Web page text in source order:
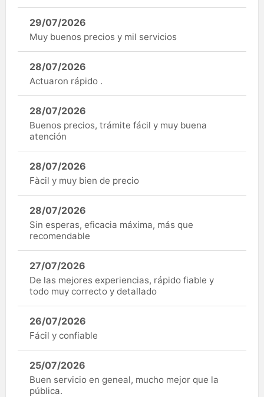
29/07/2026
Muy buenos precios y mil servicios
28/07/2026
Actuaron rápido .
28/07/2026
Buenos precios, trámite fácil y muy buena
atención
28/07/2026
Fàcil y muy bien de precio
28/07/2026
Sin esperas, eficacia máxima, más que
recomendable
27/07/2026
De las mejores experiencias, rápido fiable y
todo muy correcto y detallado
26/07/2026
Fácil y confiable
25/07/2026
Buen servicio en geneal, mucho mejor que la
pública.